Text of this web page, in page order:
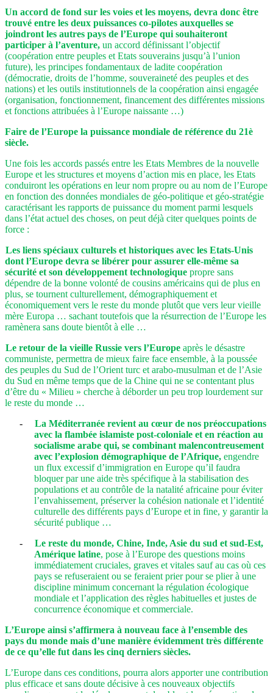
Un accord de fond sur les voies et les moyens, devra donc être
trouvé entre les deux puissances co-pilotes auxquelles se
joindront les autres pays de l’Europe qui souhaiteront
participer à l’aventure, un accord définissant l’objectif
(coopération entre peuples et Etats souverains jusqu’à l’union
future), les principes fondamentaux de ladite coopération
(démocratie, droits de l’homme, souveraineté des peuples et des
nations) et les outils institutionnels de la coopération ainsi engagée
(organisation, fonctionnement, financement des différentes missions
et fonctions attribuées à l’Europe naissante …)
Faire de l’Europe la puissance mondiale de référence du 21è
siècle.
Une fois les accords passés entre les Etats Membres de la nouvelle
Europe et les structures et moyens d’action mis en place, les Etats
conduiront les opérations en leur nom propre ou au nom de l’Europe
en fonction des données mondiales de géo-politique et géo-stratégie
caractérisant les rapports de puissance du moment parmi lesquels
dans l’état actuel des choses, on peut déjà citer quelques points de
force :
Les liens spéciaux culturels et historiques avec les Etats-Unis
dont l’Europe devra se libérer pour assurer elle-même sa
sécurité et son développement technologique propre sans
dépendre de la bonne volonté de cousins américains qui de plus en
plus, se tournent culturellement, démographiquement et
économiquement vers le reste du monde plutôt que vers leur vieille
mère Europa … sachant toutefois que la résurrection de l’Europe les
ramènera sans doute bientôt à elle …
Le retour de la vieille Russie vers l’Europe après le désastre
communiste, permettra de mieux faire face ensemble, à la poussée
des peuples du Sud de l’Orient turc et arabo-musulman et de l’Asie
du Sud en même temps que de la Chine qui ne se contentant plus
d’être du « Milieu » cherche à déborder un peu trop lourdement sur
le reste du monde …
-
La Méditerranée revient au cœur de nos préoccupations
avec la flambée islamiste post-coloniale et en réaction au
socialisme arabe qui, se combinant malencontreusement
avec l’explosion démographique de l’Afrique,engendre
un flux excessif d’immigration en Europe qu’il faudra
bloquer par une aide très spécifique à la stabilisation des
populations et au contrôle de la natalité africaine pouréviter
l’envahissement, préserver la cohésion nationale et l’identité
culturelle des différents pays d’Europe et in fine, y garantir la
sécurité publique …
-
Le reste du monde, Chine, Inde, Asie du sud et sud-Est,
Amérique latine, pose à l’Europe des questions moins
immédiatement cruciales, graves et vitales sauf au cas où ces
pays se refuseraient ou se feraient prier pour se plier à une
discipline minimum concernant la régulation écologique
mondiale et l’application des règles habituelles et justes de
concurrence économique et commerciale.
L’Europe ainsi s’affirmera à nouveau face à l’ensemble des
pays du monde mais d’une manière évidemment très différente
de ce qu’elle fut dans les cinq derniers siècles.
L’Europe dans ces conditions, pourra alors apporter une contribution
plus efficace et sans doute décisive à ces nouveaux objectifs